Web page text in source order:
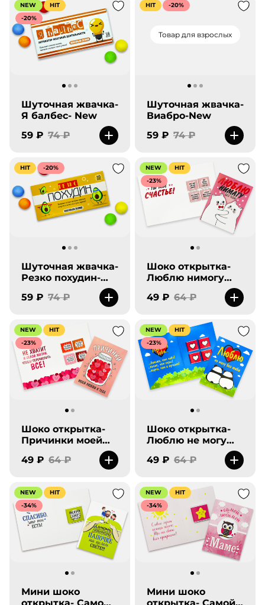
NEW
HIT
-20%
Шуточная жвачка-
Я балбес- New
59 ₽ 74 ₽
Товар для взрослых
HIT -20%
Шуточная жвачка-
Виабро-New
59 ₽ 74 ₽
HIT -20%
Шуточная жвачка-
Резко похудин-
59 ₽ 74 ₽
NEW
HIT
-23%
Шоко открытка-
Люблю нимогу
49 ₽ 64 ₽
NEW
HIT
-23%
Шоко открытка-
Причинки моей
49 ₽ 64 ₽
NEW
HIT
-23%
Шоко открытка-
Люблю не могу
без тебя-панды.
49 ₽ 64 ₽
NEW
HIT
-34%
Мини шоко
NEW
HIT
-34%
Мини шоко